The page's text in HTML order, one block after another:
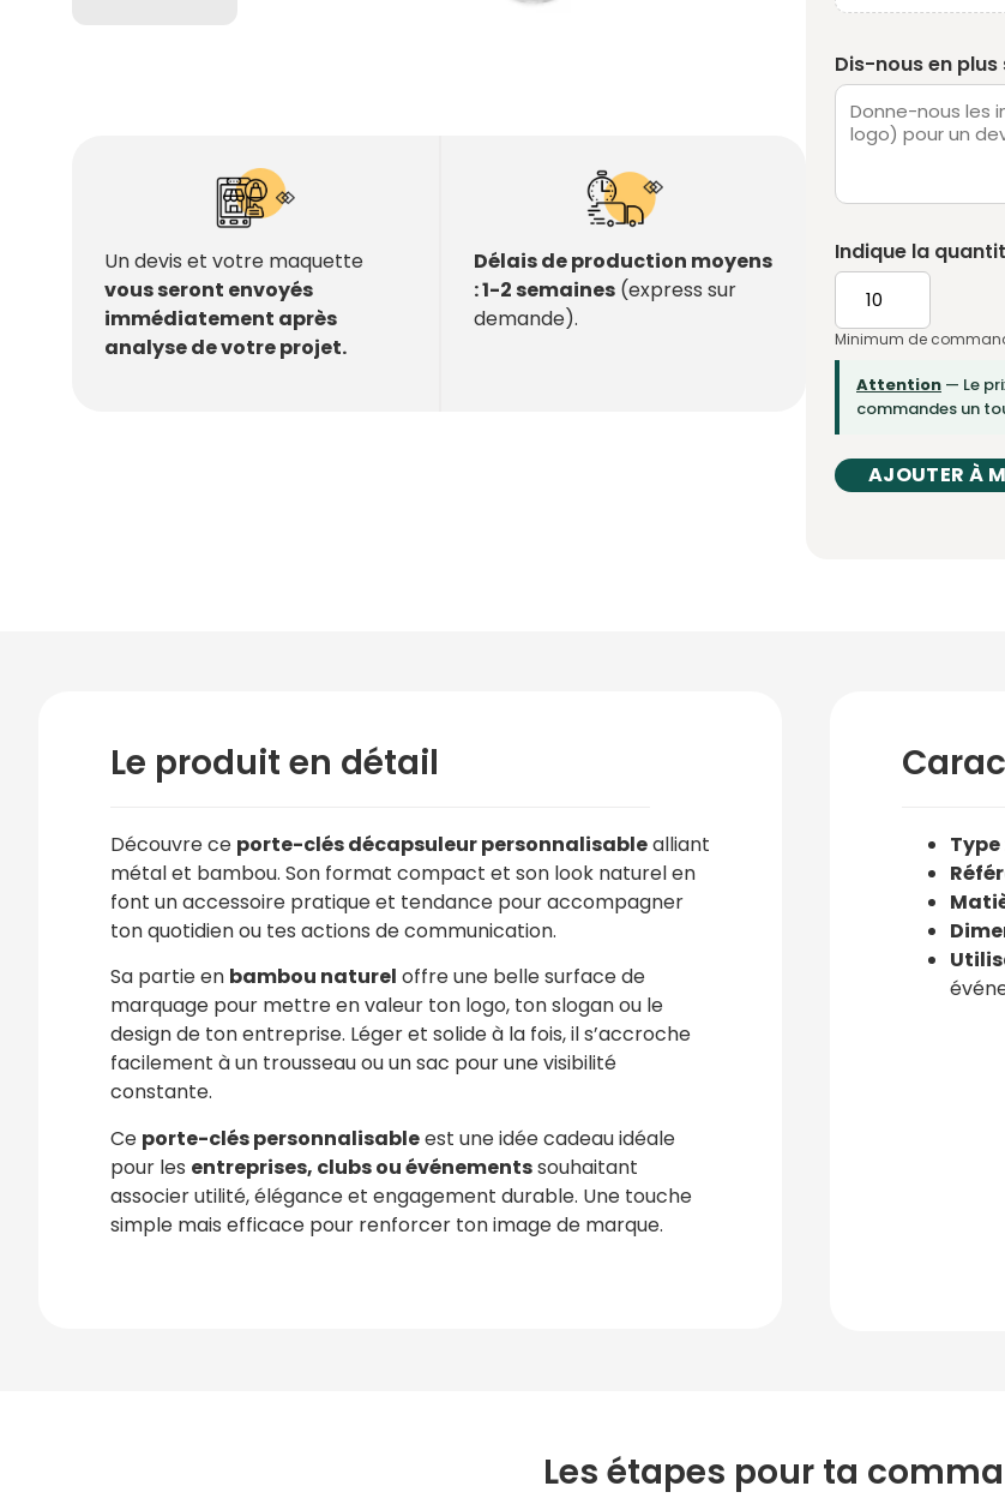
Un devis et votre maquette
vous seront envoyés
immédiatement après
analyse de votre projet.
Délais de production moyens
: 1-2 semaines (express sur
demande).
Dis-nous en
Indique la
Minimum de
Attention — Le
commandes un
AJOUTER À
Le produit en détail
Découvre ce porte-clés décapsuleur personnalisablealliant
métal et bambou. Son format compact et son look naturel en
font un accessoire pratique et tendance pour accompagner
ton quotidien ou tes actions de communication.
Sa partie en bambou naturel offre une belle surface de
marquage pour mettre en valeur ton logo, ton slogan ou le
design de ton entreprise. Léger et solide à la fois, il s’accroche
facilement à un trousseau ou un sac pour une visibilité
constante.
Ce porte-clés personnalisableest une idée cadeau idéale
pour les entreprises, clubs ou événementssouhaitant
associer utilité, élégance et engagement durable. Une touche
simple mais efficace pour renforcer ton image de marque.
Type
Les étapes pour ta